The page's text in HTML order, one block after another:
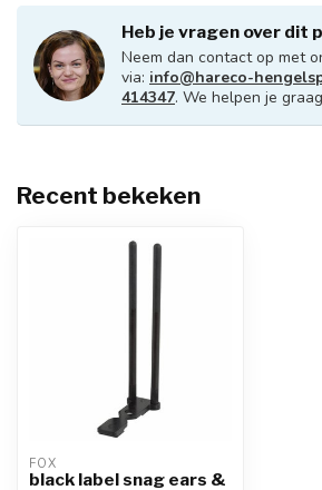
Heb je vragen over dit
Neem dan contact op met
via: info@hareco-
414347. We helpen je
Recent bekeken
FOX
black label snag ears &